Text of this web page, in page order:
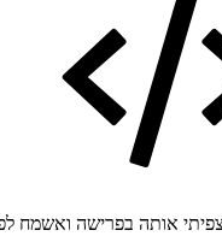
אותה בפרישה ואשמח